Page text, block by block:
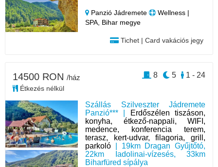
Panzió Jádremete
Wellness |
SPA, Bihar megye
Tichet | Card vakációs jegy
Szállás Szilveszter Jádremete
Panzió*** |
Erdőszélen tiszáson,
konyha, étkező-nappali, WIFI,
medence, konferencia terem,
terasz, kert-udvar, filagoria, grill,
parkoló | 19km Dragan Gyűjtőtó,
22km Iadolinai-vízesés, 33km
Biharfüred sípálya
14500 RON /ház
Étkezés nélkül
1 - 24
5
8